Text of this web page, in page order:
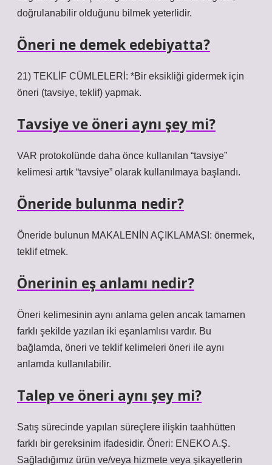
doğrulanabilir olduğunu bilmek yeterlidir.
Öneri ne demek edebiyatta?
21) TEKLİF CÜMLELERİ: *Bir eksikliği gidermek için
öneri (tavsiye, teklif) yapmak.
Tavsiye ve öneri aynı şey mi?
VAR protokolünde daha önce kullanılan “tavsiye”
kelimesi artık “tavsiye” olarak kullanılmaya başlandı.
Öneride bulunma nedir?
Öneride bulunun MAKALENİN AÇIKLAMASI: önermek,
teklif etmek.
Önerinin eş anlamı nedir?
Öneri kelimesinin aynı anlama gelen ancak tamamen
farklı şekilde yazılan iki eşanlamlısı vardır. Bu
bağlamda, öneri ve teklif kelimeleri öneri ile aynı
anlamda kullanılabilir.
Talep ve öneri aynı şey mi?
Satış sürecinde yapılan süreçlere ilişkin taahhütten
farklı bir gereksinim ifadesidir. Öneri: ENEKO A.Ş.
Sağladığımız ürün ve/veya hizmete veya şikayetlerin